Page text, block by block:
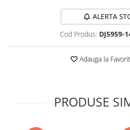
ALERTA
Cod Produs: DJ5959-
Adauga la
PRODUSE